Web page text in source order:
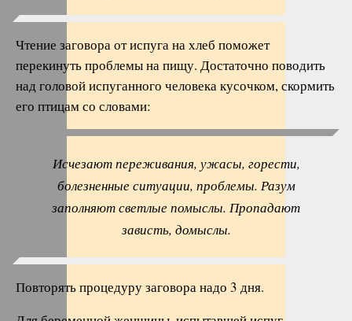
Чтение заговора от испуга на хлеб поможет
перекинуть проблемы на пищу. Достаточно поводить
над головой испуганного человека кусочком, скормить
его птицам со словами:
Исчезают переживания, ужасы, горести,
болезненные ситуации, проблемы. Разум
заполняют светлые помыслы. Пропадают
зависть, домыслы.
Повторять процедуру заговора надо 3 дня.